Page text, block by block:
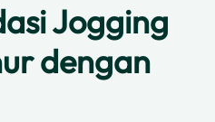
Jogging
dengan